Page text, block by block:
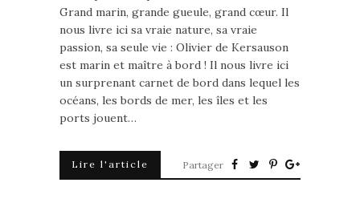
Grand marin, grande gueule, grand cœur. Il
nous livre ici sa vraie nature, sa vraie
passion, sa seule vie : Olivier de Kersauson
est marin et maître à bord ! Il nous livre ici
un surprenant carnet de bord dans lequel les
océans, les bords de mer, les îles et les
ports jouent…
Lire l'article Partager